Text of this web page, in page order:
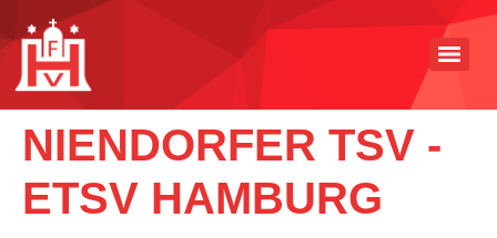
NIENDORFER TSV -
ETSV HAMBURG